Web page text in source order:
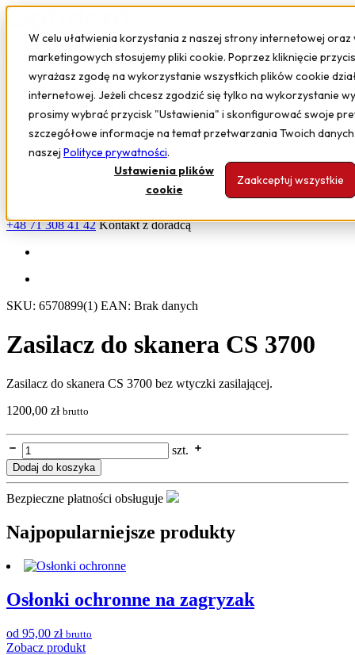
W celu ułatwienia korzystania z naszej strony internetowej oraz
marketingowych stosujemy pliki cookie. Poprzez kliknięcie
wyrażasz zgodę na wykorzystanie wszystkich plików cookie
internetowej. Jeżeli chcesz zgodzić się tylko na wykorzystanie
prosimy wybrać przycisk "Ustawienia" i skonfigurować swoje
szczegółowe informacje na temat przetwarzania Twoich
naszej Polityce prywatności.
Ustawienia plików
cookie
Zaakceptuj wszystkie
Sprzęt i urządzenia
Oprogramowanie
Szkolenia
Serwis
Poznaj nas
+48 71 308 41 42 Kontakt z doradcą
SKU: 6570899(1) EAN: Brak danych
Zasilacz do skanera CS 3700
Zasilacz do skanera CS 3700 bez wtyczki zasilającej.
1200,00 zł brutto
szt.
Dodaj do koszyka
Bezpieczne płatności obsługuje
Najpopularniejsze produkty
Osłonki ochronne na zagryzak
od 95,00 zł brutto
Zobacz produkt